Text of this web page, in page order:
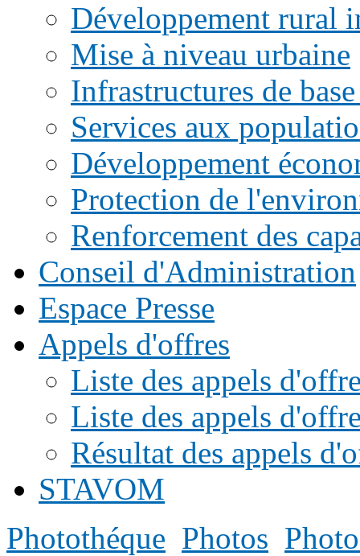
Développement rural
Mise à niveau urbaine
Infrastructures de
Services aux
Développement
Protection de
Renforcement des
Conseil d'Administration
Espace Presse
Appels d'offres
Liste des appels
Liste des appels
Résultat des appels
STAVOM
Photothéque Photos